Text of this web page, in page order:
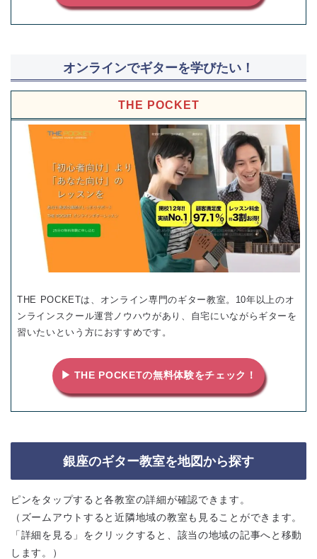
オンラインでギターを学びたい！
THE POCKET
THE POCKETは、オンライン専門のギター教室。10年以上のオ
ンラインスクール運営ノウハウがあり、自宅にいながらギターを
習いたいという方におすすめです。
▶ THE POCKETの無料体験をチェック！
銀座のギター教室を地図から探す
ピンをタップすると各教室の詳細が確認できます。
（ズームアウトすると近隣地域の教室も見ることができます。
「詳細を見る」をクリックすると、該当の地域の記事へと移動
します。）